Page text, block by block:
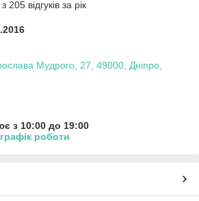
відгуків за рік
Мудрого, 27, 49000, Дніпро,
з 10:00 до 19:00
роботи